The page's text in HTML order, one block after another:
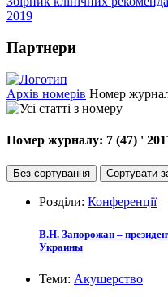
2019
Партнери
Архів номерів Номер
Номер журналу: 7 (47) '
Без сортування Сортувати
Розділи: Конференції
В.Н. Запорожан –
Украины
Теми: Акушерство